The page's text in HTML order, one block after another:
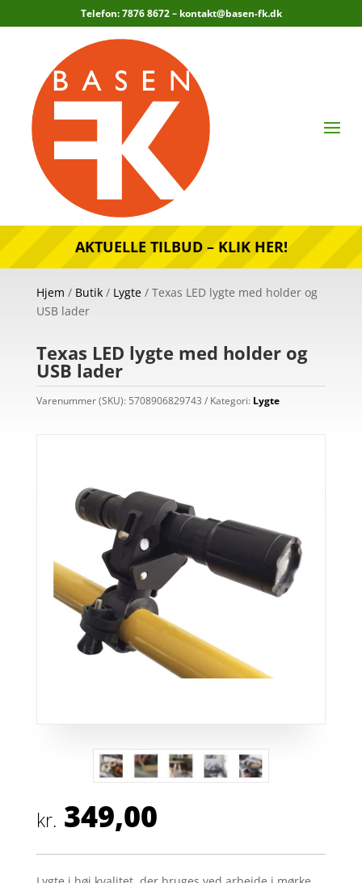
Telefon: 7876 8672 – kontakt@basen-fk.dk
AKTUELLE TILBUD – KLIK HER!
Hjem / Butik/ Lygte/ Texas LED lygte med holder og
USB lader
Texas LED lygte med holder og
USB lader
Varenummer (SKU): 5708906829743 Kategori: Lygte
kr. 349,00